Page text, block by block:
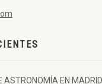
ASTRONOMÍA EN